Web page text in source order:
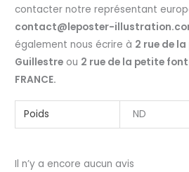
contacter notre représentant
contact@leposter-
également nous écrire à 2 rue de
Guillestre ou 2 rue de la petite
FRANCE.
Poids ND
Il n’y a encore aucun avis